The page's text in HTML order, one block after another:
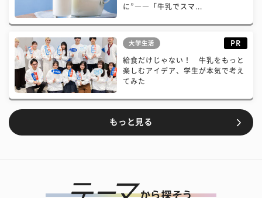
に”――「牛乳でスマ...
大学生活 PR
給食だけじゃない！ 牛乳をもっと
楽しむアイデア、学生が本気で考え
てみた
もっと見る